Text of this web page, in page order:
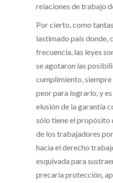
relaciones de trabajo
Por cierto, como
lastimado país donde,
frecuencia, las leyes
se agotaron las
cumplimiento, siempre
peor para lograrlo, y
elusión de la garantía
sólo tiene el propósito
de los trabajadores
hacia el derecho
esquivada para
precaria protección,